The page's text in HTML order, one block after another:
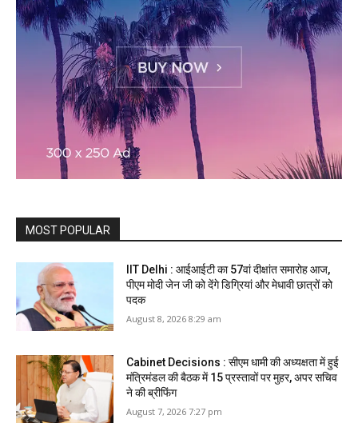
MOST POPULAR
IIT Delhi : आईआईटी का 57वां दीक्षांत समारोह आज,
पीएम मोदी जेन जी को देंगे डिग्रियां और मेधावी छात्रों को
पदक
August 8, 2026 8:29 am
Cabinet Decisions : सीएम धामी की अध्यक्षता में हुई
मंत्रिमंडल की बैठक में 15 प्रस्तावों पर मुहर, अपर सचिव
ने की ब्रीफिंग
August 7, 2026 7:27 pm